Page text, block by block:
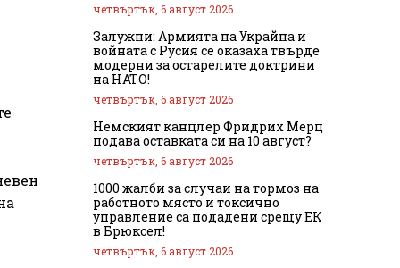
четвъртък, 6 август 2026
Залужни: Армията на Украйна и
войната с Русия се оказаха твърде
модерни за остарелите доктрини
на НАТО!
четвъртък, 6 август 2026
Немският канцлер Фридрих Мерц
подава оставката си на 10 август?
четвъртък, 6 август 2026
1000 жалби за случаи на тормоз на
работното място и токсично
управление са подадени срещу ЕК
в Брюксел!
четвъртък, 6 август 2026